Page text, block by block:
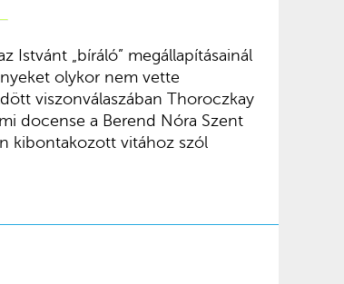
Istvánt „bíráló” megállapításainál
olykor nem vette
viszonválaszában Thoroczkay
docense a Berend Nóra Szent
kibontakozott vitához szól